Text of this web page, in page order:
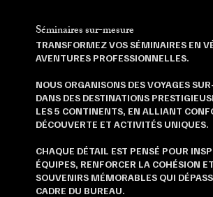
Séminaires sur-mesure
TRANSFORMEZ VOS SÉMINAIRES EN
AVENTURES PROFESSIONNELLES.
NOUS ORGANISONS DES VOYAGES
DANS DES DESTINATIONS
LES 5 CONTINENTS, EN ALLIANT
DÉCOUVERTE ET ACTIVITÉS UNIQUES.
CHAQUE DÉTAIL EST PENSÉ POUR
ÉQUIPES, RENFORCER LA COHÉSION
SOUVENIRS MÉMORABLES QUI
CADRE DU BUREAU.